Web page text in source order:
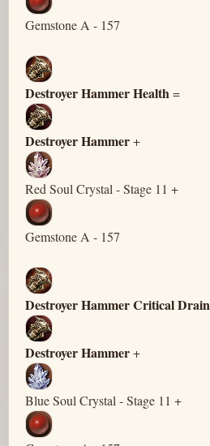
Gemstone A - 157
Destroyer Hammer Health =
Destroyer Hammer+
Red Soul Crystal - Stage 11 +
Gemstone A - 157
Destroyer Hammer Critical Drain
Destroyer Hammer+
Blue Soul Crystal - Stage 11 +